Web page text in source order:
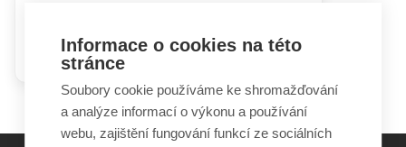
ublížit i prospět
Informace o cookies na této
stránce
Soubory cookie používáme ke shromažďování
a analýze informací o výkonu a používání
webu, zajištění fungování funkcí ze sociálních